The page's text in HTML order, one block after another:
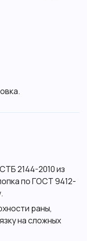
2144-2010 из
по ГОСТ 9412-
раны,
на сложных